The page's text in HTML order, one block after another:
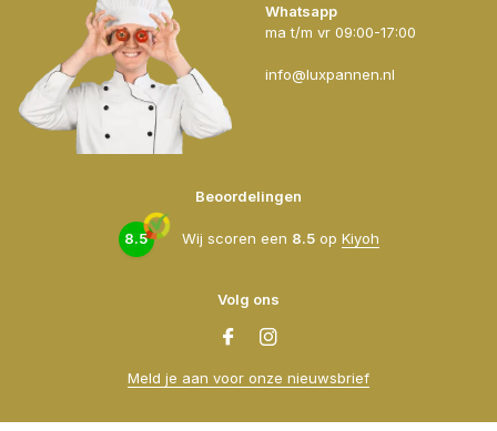
Whatsapp
ma t/m vr 09:00-17:00
info@luxpannen.nl
Beoordelingen
8.5 Wij scoren een 8.5op Kiyoh
Volg ons
Meld je aan voor onze nieuwsbrief